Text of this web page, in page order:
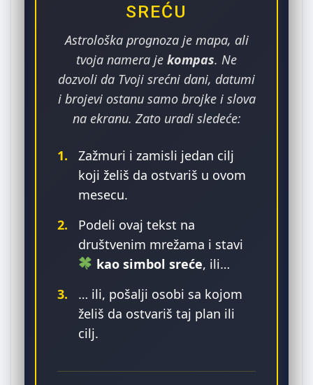
SREĆU
Astrološka prognoza je mapa, ali
tvoja namera je kompas. Ne
dozvoli da Tvoji srećni dani, datumi
i brojevi ostanu samo brojke i slova
na ekranu. Zato uradi sledeće:
1.
Zažmuri i zamisli jedan cilj
koji želiš da ostvariš u ovom
mesecu.
2.
Podeli ovaj tekst na
društvenim mrežama i stavi
kao simbol sreće, ili…
3.
… ili, pošalji osobi sa kojom
želiš da ostvariš taj plan ili
cilj.